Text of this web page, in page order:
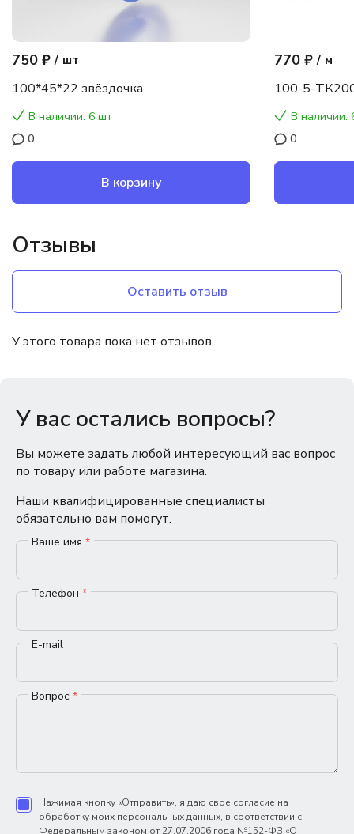
750 ₽ / шт
100*45*22 звёздочка
В наличии: 6 шт
0
В корзину
770 ₽ / м
100-5-
В наличии:
0
Отзывы
Оставить отзыв
У этого товара пока нет отзывов
У вас остались вопросы?
Вы можете задать любой интересующий вас вопрос
по товару или работе магазина.
Наши квалифицированные специалисты
обязательно вам помогут.
Ваше имя *
Телефон *
E-mail
Вопрос *
Нажимая кнопку «Отправить», я даю свое согласие на
обработку моих персональных данных, в соответствии с
Федеральным законом от 27.07.2006 года №152-ФЗ «О